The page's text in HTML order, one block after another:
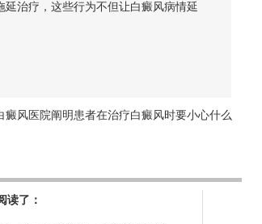
治疗，这些行为不但让白癜风病情延
癜风医院阐明患者在治疗白癜风时要小心什么
读了：